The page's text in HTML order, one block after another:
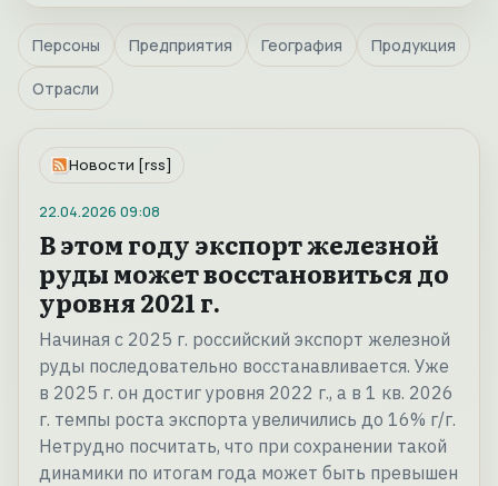
Персоны Предприятия География Продукция
Отрасли
Новости [rss]
22.04.2026 09:08
В этом году экспорт железной
руды может восстановиться до
уровня 2021 г.
Начиная с 2025 г. российский экспорт железной
руды последовательно восстанавливается. Уже
в 2025 г. он достиг уровня 2022 г., а в 1 кв. 2026
г. темпы роста экспорта увеличились до 16% г/г.
Нетрудно посчитать, что при сохранении такой
динамики по итогам года может быть превышен